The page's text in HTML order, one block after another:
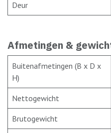
Deur
Afmetingen &
Buitenafmetingen (B x D x
H)
Nettogewicht
Brutogewicht